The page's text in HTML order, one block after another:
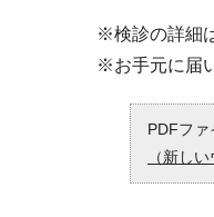
※検診の詳細
※お手元に届
PDFフ
（新し